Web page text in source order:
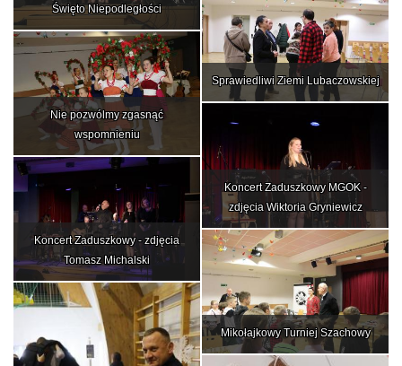
Święto Niepodległości
Sprawiedliwi Ziemi Lubaczowskiej
Nie pozwólmy zgasnąć
wspomnieniu
Koncert Zaduszkowy MGOK -
zdjęcia Wiktoria Gryniewicz
Koncert Zaduszkowy - zdjęcia
Tomasz Michalski
Mikołajkowy Turniej Szachowy